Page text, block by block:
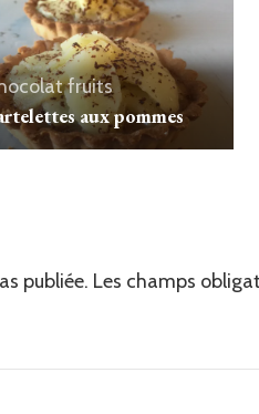
fruits
aux pommes
publiée. Les champs